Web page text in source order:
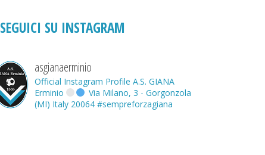
SEGUICI SU INSTAGRAM
asgianaerminio
Official Instagram Profile A.S. GIANA
Erminio
Via Milano, 3 - Gorgonzola
(MI) Italy 20064 #sempreforzagiana